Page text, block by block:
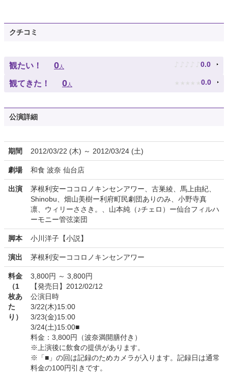
クチコミ
観たい！ 0人 ♪ ♪ ♪ ♪ ♪ 0.0
観てきた！ 0人 ★ ★ ★ ★ ★ 0.0
公演詳細
期間 2012/03/22 (木) ～ 2012/03/24 (土)
劇場 和食 波奈 仙台店
出演
茅根利安ーココロノキンセンアワー、古巣綾、馬上由紀、
Shinobu、畑山美樹ー利府町民劇団ありのみ、小野寺真
凛、ウィリーささき。、山本純（♪チェロ）ー仙台フィルハ
ーモニー管弦楽団
脚本 小川洋子【小説】
演出 茅根利安ーココロノキンセンアワー
料金
（1
枚あ
た
り）
3,800円 ～ 3,800円
【発売日】2012/02/12
公演日時
3/22(木)15:00
3/23(金)15:00
3/24(土)15:00■
料金：3,800円（波奈満開膳付き）
※上演後に飲食の提供があります。
※「■」の回は記録のためカメラが入ります。記録日は通常
料金の100円引きです。